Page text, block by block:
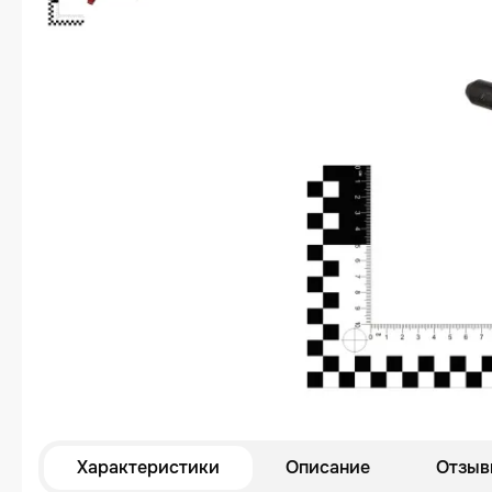
Характеристики Описание